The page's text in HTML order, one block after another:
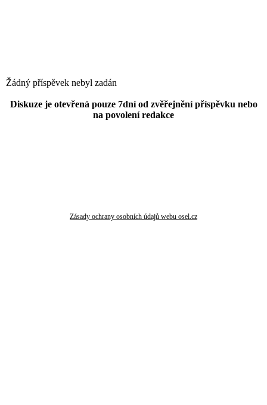
Žádný příspěvek nebyl zadán
Diskuze je otevřená pouze 7dní od zvěřejnění příspěvku nebo
na povolení redakce
Zásady ochrany osobních údajů webu osel.cz